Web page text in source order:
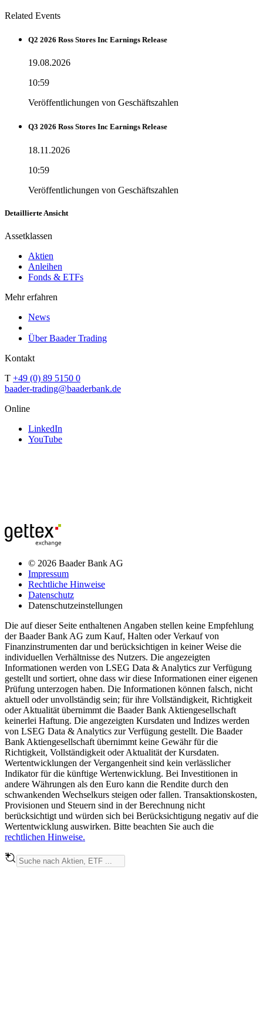
Related Events
Q2 2026 Ross Stores Inc Earnings Release
19.08.2026
10:59
Veröffentlichungen von Geschäftszahlen
Q3 2026 Ross Stores Inc Earnings Release
18.11.2026
10:59
Veröffentlichungen von Geschäftszahlen
Detaillierte Ansicht
Assetklassen
Aktien
Anleihen
Fonds & ETFs
Mehr erfahren
News
Über Baader Trading
Kontakt
T +49 (0) 89 5150 0
baader-trading@baaderbank.de
Online
LinkedIn
YouTube
© 2026 Baader Bank AG
Impressum
Rechtliche Hinweise
Datenschutz
Datenschutzeinstellungen
Die auf dieser Seite enthaltenen Angaben stellen keine Empfehlung
der Baader Bank AG zum Kauf, Halten oder Verkauf von
Finanzinstrumenten dar und berücksichtigen in keiner Weise die
individuellen Verhältnisse des Nutzers. Die angezeigten
Informationen werden von LSEG Data & Analytics zur Verfügung
gestellt und sortiert, ohne dass wir diese Informationen einer eigenen
Prüfung unterzogen haben. Die Informationen können falsch, nicht
aktuell oder unvollständig sein; für ihre Vollständigkeit, Richtigkeit
oder Aktualität übernimmt die Baader Bank Aktiengesellschaft
keinerlei Haftung. Die angezeigten Kursdaten und Indizes werden
von LSEG Data & Analytics zur Verfügung gestellt. Die Baader
Bank Aktiengesellschaft übernimmt keine Gewähr für die
Richtigkeit, Vollständigkeit oder Aktualität der Kursdaten.
Wertentwicklungen der Vergangenheit sind kein verlässlicher
Indikator für die künftige Wertenwicklung. Bei Investitionen in
andere Währungen als den Euro kann die Rendite durch den
schwankenden Wechselkurs steigen oder fallen. Transaktionskosten,
Provisionen und Steuern sind in der Berechnung nicht
berücksichtigt und würden sich bei Berücksichtigung negativ auf die
Wertentwicklung auswirken. Bitte beachten Sie auch die
rechtlichen Hinweise.